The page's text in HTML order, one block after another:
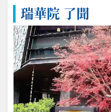
瑞華院 了聞